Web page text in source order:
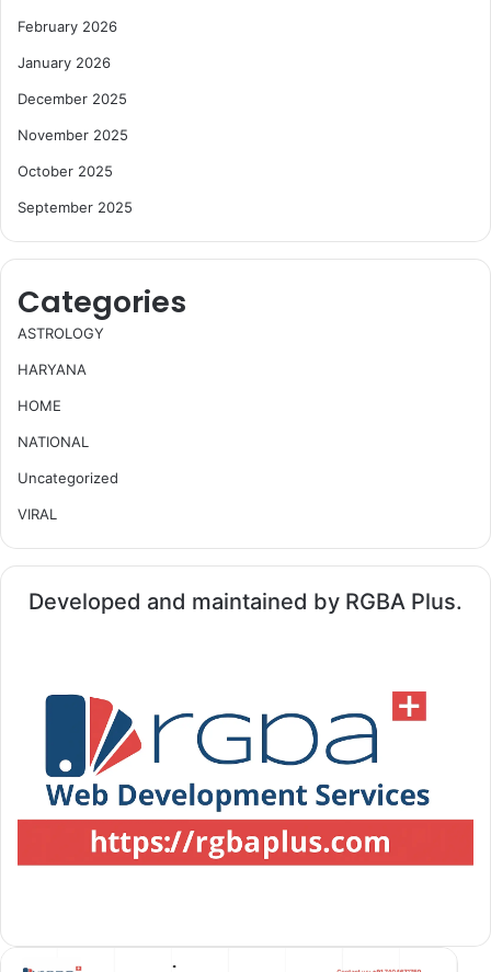
February 2026
January 2026
December 2025
November 2025
October 2025
September 2025
Categories
ASTROLOGY
HARYANA
HOME
NATIONAL
Uncategorized
VIRAL
Developed and maintained by RGBA Plus.